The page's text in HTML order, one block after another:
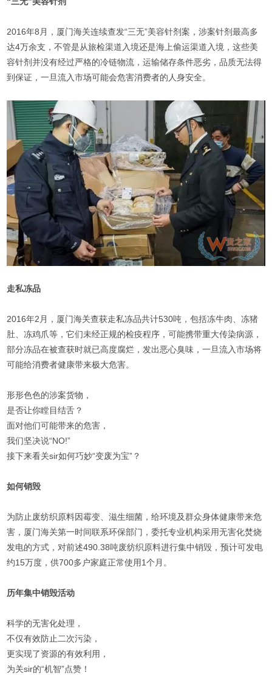
2016年8月，厦门海关连续查发“三无”美容针剂案，涉案针剂最高多
达4万余支，不管是从旅检渠道入境还是海上偷运渠道入境，这些美
容针剂并没有经过严格的冷链物流，运输储存条件恶劣，品质无法得
到保证，一旦流入市场可能会危害消费者的人身安全。
走私冻品
2016年2月，厦门海关查获走私冻品共计530吨，包括冻牛肉、冻猪
肚、冻鸡爪等，它们未经正规的检疫程序，可能携带重大传染病源，
部分冻品在被查获时就已高度腐烂，发出恶心臭味，一旦流入市场将
可能给消费者健康带来极大危害。
形形色色的涉案货物，
是否让你瞠目结舌？
面对他们可能带来的危害，
我们坚决说“NO!”
接下来看关sir如何巧妙“变废为宝”？
如何销毁
为防止废纺织原料因霉变、滋生细菌，给环境及群众身体健康带来危
害，厦门海关第一时间联系环保部门，委托专业机构采用无害化焚烧
发电的方式，对前述490.38吨废纺织原料进行集中销毁，预计可发电
约15万度，供700多户家庭正常使用1个月。
历年集中销毁活动
科学的无害化处理，
不仅有效防止二次污染，
更实现了资源的有效利用，
为关sir的“机智”点赞！